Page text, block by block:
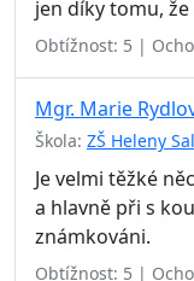
jen díky tomu,
Obtížnost: 5 |
Mgr. Marie
Škola: ZŠ Heleny
Je velmi těžké
a hlavně při s
známkováni.
Obtížnost: 5 |